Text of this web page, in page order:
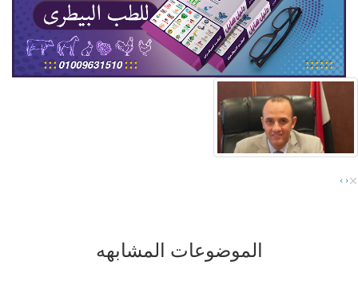
‹
› ×
الموضوعات المشابهه